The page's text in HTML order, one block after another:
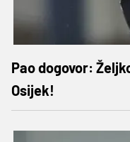
Pao dogovor:
Osijek!